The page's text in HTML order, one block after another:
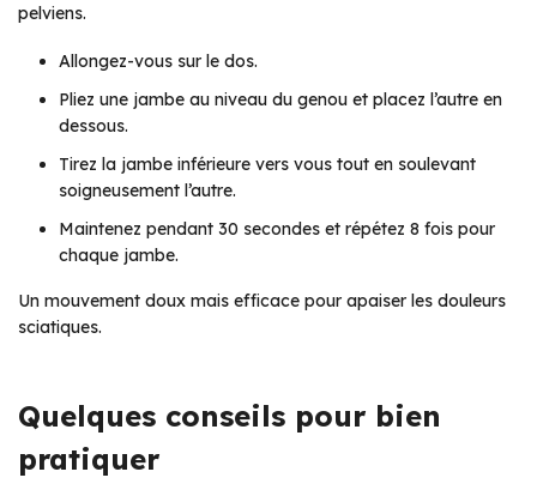
pelviens.
Allongez-vous sur le dos.
Pliez une jambe au niveau du genou et placez l’autre en
dessous.
Tirez la jambe inférieure vers vous tout en soulevant
soigneusement l’autre.
Maintenez pendant 30 secondes et répétez 8 fois pour
chaque jambe.
Un mouvement doux mais efficace pour apaiser les douleurs
sciatiques.
Quelques conseils pour bien
pratiquer